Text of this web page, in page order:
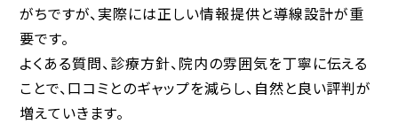
がちですが、実際には正しい情報提供と導線設計が重
要です。
よくある質問、診療方針、院内の雰囲気を丁寧に伝える
ことで、口コミとのギャップを減らし、自然と良い評判が
増えていきます。